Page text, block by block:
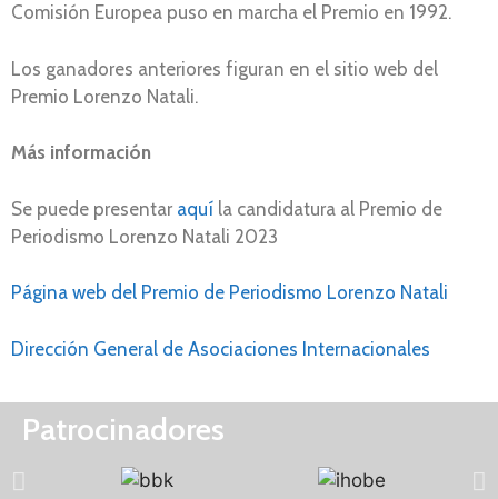
Comisión Europea puso en marcha el Premio en 1992.
Los ganadores anteriores figuran en el sitio web del
Premio Lorenzo Natali.
Más información
Se puede presentar aquí la candidatura al Premio de
Periodismo Lorenzo Natali 2023
Página web del Premio de Periodismo Lorenzo Natali
Dirección General de Asociaciones Internacionales
Patrocinadores